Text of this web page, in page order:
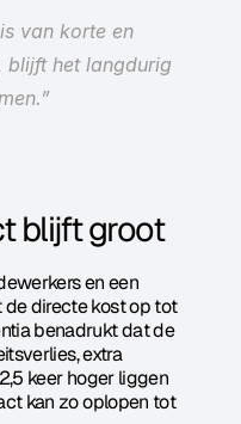
van korte en
blijft het langdurig
blijft groot
en een
directe kost op tot
benadrukt dat de
extra
keer hoger liggen
kan zo oplopen tot